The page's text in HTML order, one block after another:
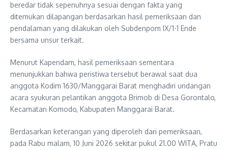
beredar tidak sepenuhnya sesuai dengan fakta yang
ditemukan dilapangan berdasarkan hasil pemeriksaan dan
pendalaman yang dilakukan oleh Subdenpom IX/1-1 Ende
bersama unsur terkait.
Menurut Kapendam, hasil pemeriksaan sementara
menunjukkan bahwa peristiwa tersebut berawal saat dua
anggota Kodim 1630/Manggarai Barat menghadiri undangan
acara syukuran pelantikan anggota Brimob di Desa Gorontalo,
Kecamatan Komodo, Kabupaten Manggarai Barat.
Berdasarkan keterangan yang diperoleh dari pemeriksaan,
pada Rabu malam, 10 Juni 2026 sekitar pukul 21.00 WITA, Pratu